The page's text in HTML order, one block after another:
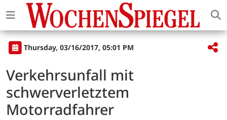
Thursday, 03/16/2017, 05:01 PM
Verkehrsunfall mit
schwerverletztem
Motorradfahrer